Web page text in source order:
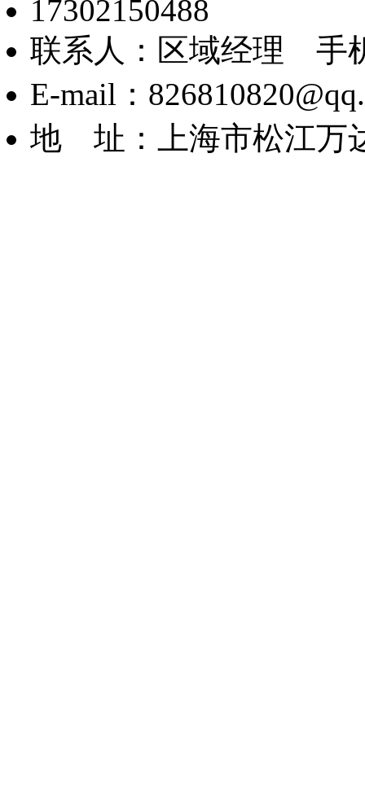
17302150488
联系人：区域经理 手
E-mail：
地 址：上海市松江万